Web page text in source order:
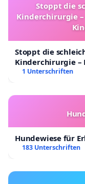
Stoppt die
Kinderchirurgie
Stoppt die
Kinderchirurgie –
Kinder in
1 Unterschriften
Hundewiese für
183 Unterschriften